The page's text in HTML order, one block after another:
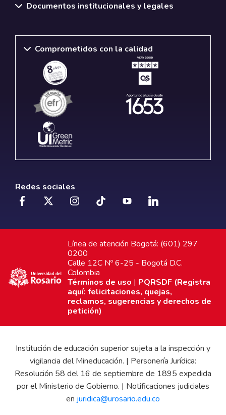
Documentos institucionales y legales
Comprometidos con la calidad
Redes sociales
Línea de atención Bogotá: (601) 297
0200
Calle 12C Nº 6-25 - Bogotá D.C.
Colombia
Términos de uso | PQRSDF (Registra
aquí: felicitaciones, quejas,
reclamos, sugerencias y derechos de
petición)
Institución de educación superior sujeta a la inspección y
vigilancia del Mineducación. | Personería Jurídica:
Resolución 58 del 16 de septiembre de 1895 expedida
por el Ministerio de Gobierno. | Notificaciones judiciales
en juridica@urosario.edu.co